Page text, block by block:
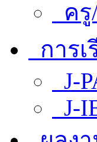
ค
การ
J-
J-